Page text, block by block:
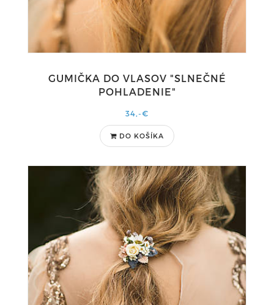
GUMIČKA DO VLASOV "SLNEČNÉ
POHLADENIE"
34,-€
DO KOŠÍKA